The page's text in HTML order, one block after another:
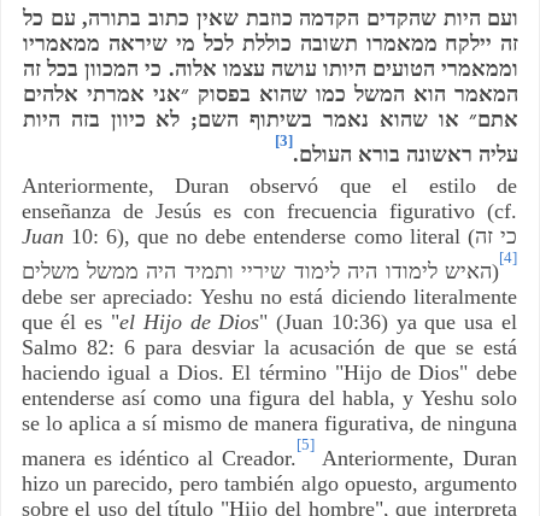
ועם היות שהקדים הקדמה כוזבת שאין כתוב בתורה, עם כל
זה יילקח ממאמרו תשובה כוללת לכל מי שיראה ממאמריו
וממאמרי הטועים היותו עושה עצמו אלוה. כי המכוון בכל זה
המאמר הוא המשל כמו שהוא בפסוק ״אני אמרתי אלהים
אתם״ או שהוא נאמר בשיתוף השם; לא כיוון בזה היות
עליה ראשונה בורא העולם.
[3]
Anteriormente, Duran observó que el estilo de
enseñanza de Jesús es con frecuencia figurativo (cf.
Juan 10: 6), que no debe entenderse como literal (כי זה
האיש לימודו היה לימוד שיריי ותמיד היה ממשל משלים)
[4]
debe ser apreciado: Yeshu no está diciendo literalmente
que él es "el Hijo de Dios" (Juan 10:36) ya que usa el
Salmo 82: 6 para desviar la acusación de que se está
haciendo igual a Dios. El término "Hijo de Dios" debe
entenderse así como una figura del habla, y Yeshu solo
se lo aplica a sí mismo de manera figurativa, de ninguna
manera es idéntico al Creador.
[5]
Anteriormente, Duran
hizo un parecido, pero también algo opuesto, argumento
sobre el uso del título "Hijo del hombre", que interpreta